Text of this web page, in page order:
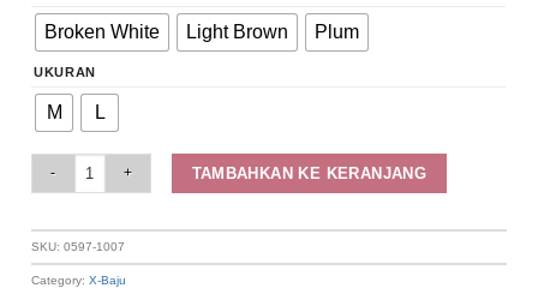
Broken White Light Brown Plum
UKURAN
M L
TAMBAHKAN KE KERANJANG
SKU:0597-1007
Category:X-Baju